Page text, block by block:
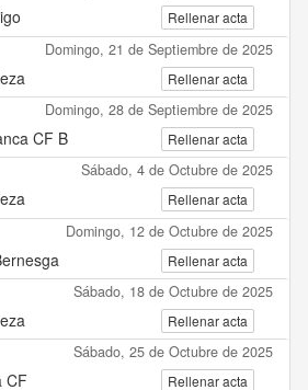
Rellenar acta
Domingo, 21 de Septiembre de 2025
Rellenar acta
Domingo, 28 de Septiembre de 2025
CF B Rellenar acta
Sábado, 4 de Octubre de 2025
Rellenar acta
Domingo, 12 de Octubre de 2025
Rellenar acta
Sábado, 18 de Octubre de 2025
Rellenar acta
Sábado, 25 de Octubre de 2025
CF Rellenar acta